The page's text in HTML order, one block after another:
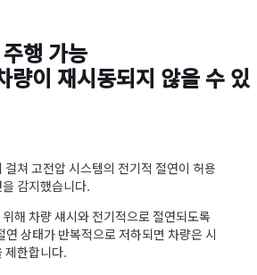
행 가능
량이 재시동되지 않을 수 있
걸쳐 고전압 시스템의 전기적 절연이 허용
감지했습니다.
해 차량 섀시와 전기적으로 절연되도록
연 상태가 반복적으로 저하되면 차량은 시
제한합니다.